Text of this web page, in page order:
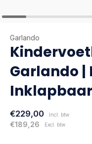
Garlando
Garlando |
Inklapbaar
€229,00 Incl. btw
€189,26 Excl. btw